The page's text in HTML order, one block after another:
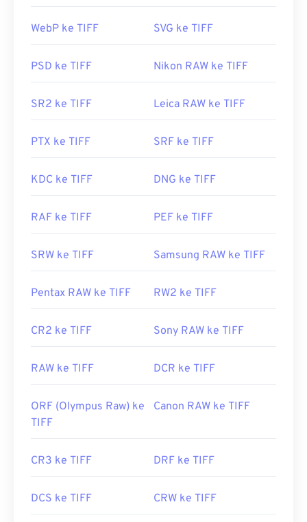
danApple Preview
untuk macOS. Program gratis
XnView MP. Anda juga bisa menggunakan
membuka berkas TIFF.
Program alternatif sepertiColorStrokes
Photoshop, dan
juga berguna untuk
Adobe Inc.
https://www.adobe.com/creativecloud/jenis-
https://www.file-extensions.org/ekstensi-file-tiff
WebP ke TIFF SVG ke TIFF
PSD ke TIFF Nikon RAW ke TIFF
SR2 ke TIFF Leica RAW ke TIFF
PTX ke TIFF SRF ke TIFF
KDC ke TIFF DNG ke TIFF
RAF ke TIFF PEF ke TIFF
SRW ke TIFF Samsung RAW ke TIFF
Pentax RAW ke TIFF RW2 ke TIFF
CR2 ke TIFF Sony RAW ke TIFF
RAW ke TIFF DCR ke TIFF
ORF (Olympus Raw) ke
TIFF
Canon RAW ke TIFF
CR3 ke TIFF DRF ke TIFF
DCS ke TIFF CRW ke TIFF